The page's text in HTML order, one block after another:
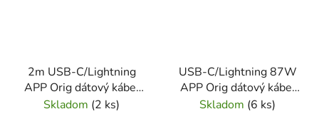
2m USB-C/Lightning
APP Orig dátový kábel
Blister
Skladom (2 ks)
USB-C/Lightning 87W
APP Orig dátový kábel
Blister
Skladom (6 ks)